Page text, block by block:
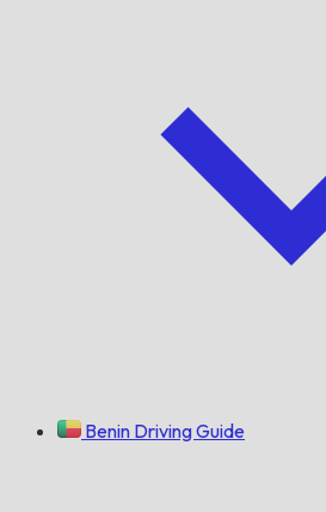
Benin Driving Guide